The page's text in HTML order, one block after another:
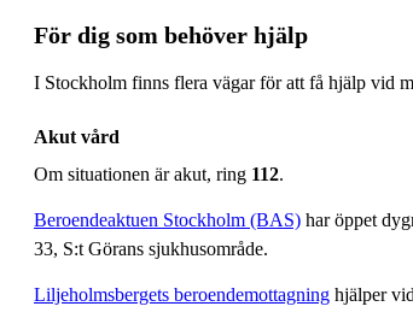
För dig som behöver hjälp
I Stockholm finns flera vägar för att få hjälp vid
Akut vård
Om situationen är akut, ring 112.
Beroendeaktuen Stockholm (BAS) har öppet
33, S:t Görans sjukhusområde.
Liljeholmsbergets beroendemottagning hjälper